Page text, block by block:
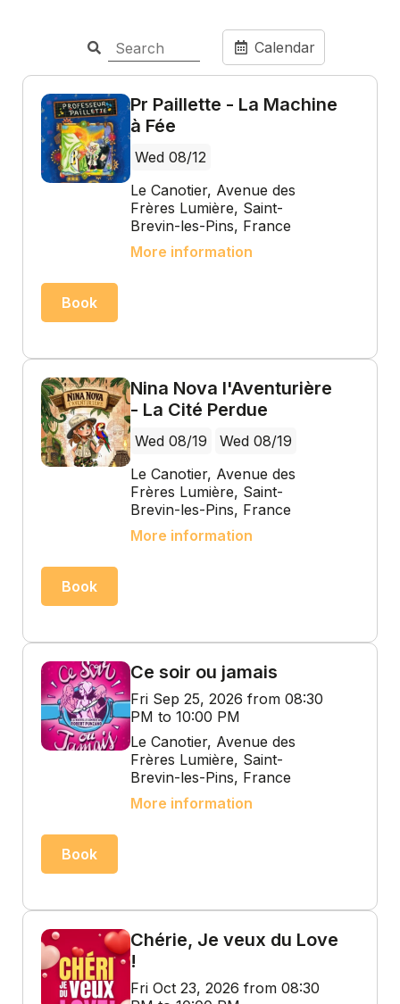
Calendar
Pr Paillette - La Machine
à Fée
Wed 08/12
Le Canotier, Avenue des
Frères Lumière, Saint-
Brevin-les-Pins, France
More information
Book
Nina Nova l'Aventurière
- La Cité Perdue
Wed 08/19
Wed 08/19
Le Canotier, Avenue des
Frères Lumière, Saint-
Brevin-les-Pins, France
More information
Book
Ce soir ou jamais
Fri Sep 25, 2026 from 08:30
PM to 10:00 PM
Le Canotier, Avenue des
Frères Lumière, Saint-
Brevin-les-Pins, France
More information
Book
Chérie, Je veux du Love
!
Fri Oct 23, 2026 from 08:30